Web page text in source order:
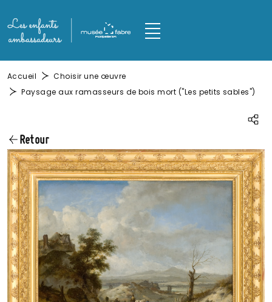
Fil d'Ariane
Accueil
Choisir une œuvre
Paysage aux ramasseurs de bois mort ("Les petits sables")
Retour